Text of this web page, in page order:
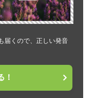
届くので、正しい発音
！